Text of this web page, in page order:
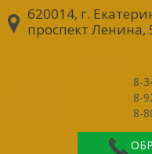
620014, г.
проспект Ленина,
8-
8-
8-